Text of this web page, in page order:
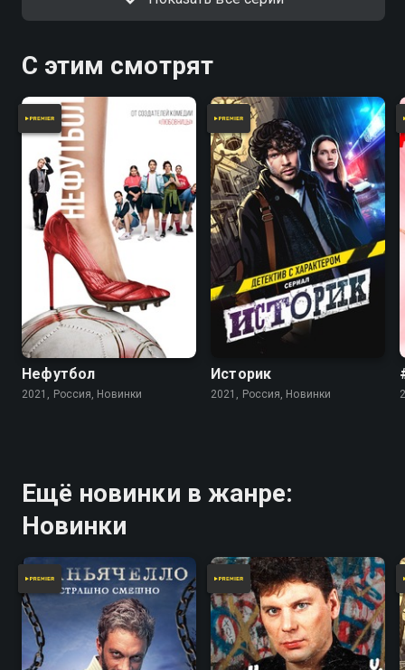
С этим смотрят
Нефутбол
2021, Россия, Новинки
Историк
2021, Россия, Новинки
Ещё новинки в жанре:
Новинки